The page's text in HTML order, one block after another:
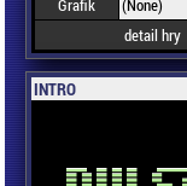
Grafik
(None)
detail hry
INTRO